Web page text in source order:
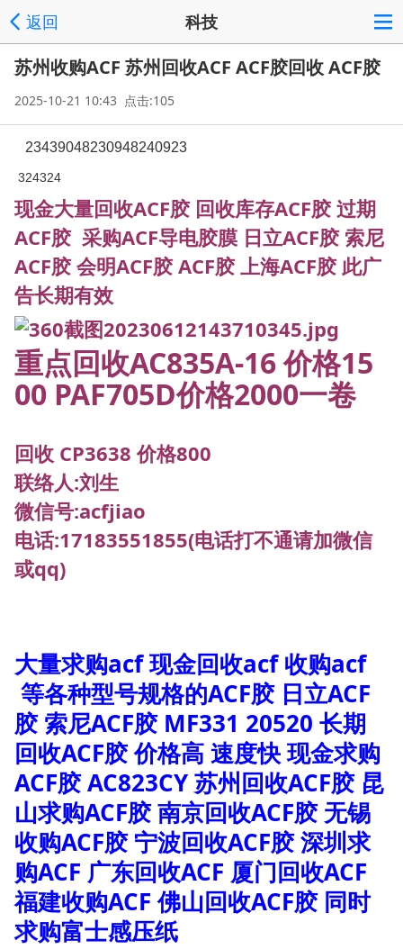
返回 科技
苏州收购ACF 苏州回收ACF ACF胶回收 ACF胶
2025-10-21 10:43 点击:105
23439048230948240923
324324
现金大量回收ACF胶 回收库存ACF胶 过期
ACF胶 采购ACF导电胶膜 日立ACF胶 索尼
ACF胶 会明ACF胶 ACF胶 上海ACF胶 此广
告长期有效
重点回收AC835A-16 价格15
00 PAF705D价格2000一卷
回收 CP3638 价格800
联络人:刘生
微信号:acfjiao
电话:17183551855(电话打不通请加微信
或qq)
大量求购acf 现金回收acf 收购acf
等各种型号规格的ACF胶 日立ACF
胶 索尼ACF胶 MF331 20520 长期
回收ACF胶 价格高 速度快 现金求购
ACF胶 AC823CY 苏州回收ACF胶 昆
山求购ACF胶 南京回收ACF胶 无锡
收购ACF胶 宁波回收ACF胶 深圳求
购ACF 广东回收ACF 厦门回收ACF
福建收购ACF 佛山回收ACF胶 同时
求购富士感压纸